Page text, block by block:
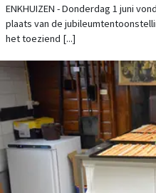
ENKHUIZEN - Donderdag 1 juni
plaats van de
het toeziend [...]